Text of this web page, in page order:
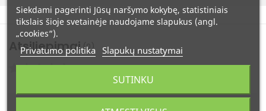
Atsiliepimai(0)
Atsiliepimų: 0
Siekdami pagerinti Jūsų naršymo kokybę, statistiniais
tikslais šioje svetainėje naudojame slapukus (angl.
„cookies“).
Privatumo politika Slapukų nustatymai
SUTINKU